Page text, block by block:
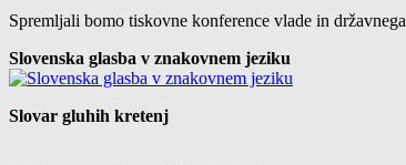
Spremljali bomo tiskovne konference vlade in
Slovenska glasba v znakovnem jeziku
Slovar gluhih kretenj